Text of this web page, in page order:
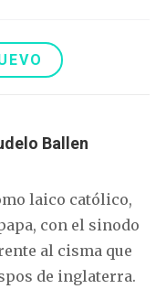
Ballen
laico católico,
con el sinodo
al cisma que
de inglaterra.